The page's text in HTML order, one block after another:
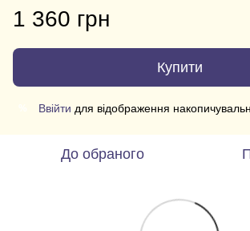
1 360 грн
Купити
Ввійти для відображення
До обраного